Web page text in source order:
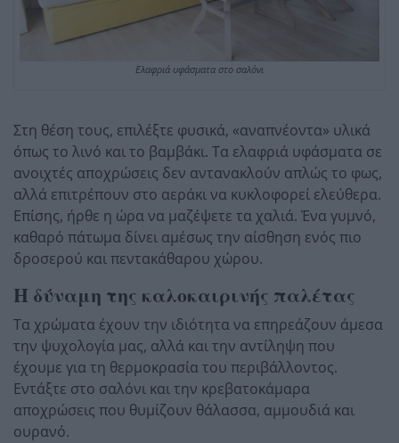
Ελαφριά υφάσματα στο σαλόνι
Στη θέση τους, επιλέξτε φυσικά, «αναπνέοντα» υλικά
όπως το λινό και το βαμβάκι. Τα ελαφριά υφάσματα σε
ανοιχτές αποχρώσεις δεν αντανακλούν απλώς το φως,
αλλά επιτρέπουν στο αεράκι να κυκλοφορεί ελεύθερα.
Επίσης, ήρθε η ώρα να μαζέψετε τα χαλιά. Ένα γυμνό,
καθαρό πάτωμα δίνει αμέσως την αίσθηση ενός πιο
δροσερού και πεντακάθαρου χώρου.
Η δύναμη της καλοκαιρινής παλέτας
Τα χρώματα έχουν την ιδιότητα να επηρεάζουν άμεσα
την ψυχολογία μας, αλλά και την αντίληψη που
έχουμε για τη θερμοκρασία του περιβάλλοντος.
Εντάξτε στο σαλόνι και την κρεβατοκάμαρα
αποχρώσεις που θυμίζουν θάλασσα, αμμουδιά και
ουρανό.